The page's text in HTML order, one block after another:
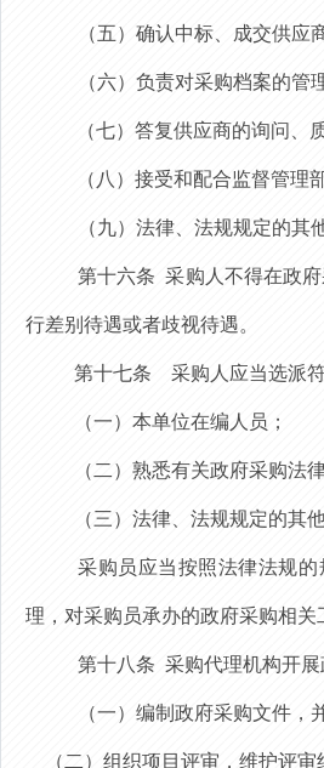
（五）确认中标、成交供
（六）负责对采购档案的管
（七）答复供应商的询问、
（八）接受和配合监督管理
（九） 法律、法规规定的其
第十六条 采购人不得在政
行差别待遇或者歧视待遇。
第十七条 采购人应当选派
（一）本单位在编人员；
（二）熟悉有关政府采购法
（三）法律、法规规定的其
采购员应当按照法律法规
理，对采购员承办的政府采购相关
第十八条 采购代理机构开
（一）编制政府采购文件，
（二）组织项目评审，维护评审